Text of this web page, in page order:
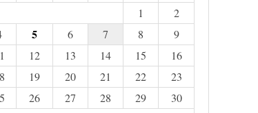
1
2
5 6 7 8
9
12 13 14 15
16
19 20 21 22
23
26 27 28 29
30